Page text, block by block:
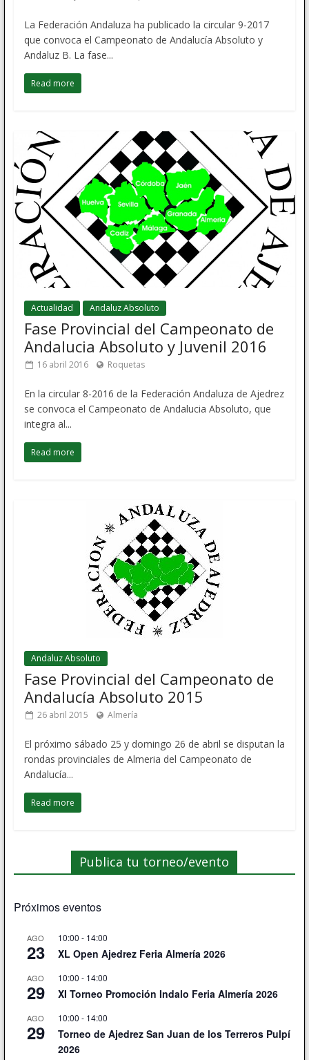
La Federación Andaluza ha publicado la circular 9-2017
que convoca el Campeonato de Andalucía Absoluto y
Andaluz B. La fase...
Read more
Actualidad Andaluz Absoluto
Fase Provincial del Campeonato de
Andalucia Absoluto y Juvenil 2016
16 abril 2016 Roquetas
En la circular 8-2016 de la Federación Andaluza de Ajedrez
se convoca el Campeonato de Andalucia Absoluto, que
integra al...
Read more
Andaluz Absoluto
Fase Provincial del Campeonato de
Andalucía Absoluto 2015
26 abril 2015 Almería
El próximo sábado 25 y domingo 26 de abril se disputan la
rondas provinciales de Almeria del Campeonato de
Andalucía...
Read more
Publica tu torneo/evento
Próximos eventos
AGO
23
10:00 - 14:00
XL Open Ajedrez Feria Almería 2026
AGO
29
10:00 - 14:00
XI Torneo Promoción Indalo Feria Almería 2026
AGO
29
10:00 - 14:00
Torneo de Ajedrez San Juan de los Terreros Pulpí
2026